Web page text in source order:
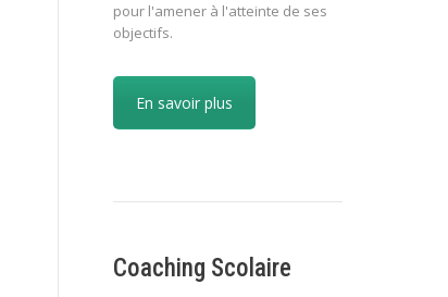
pour l'amener à l'atteinte de ses
objectifs.
En savoir plus
Coaching Scolaire